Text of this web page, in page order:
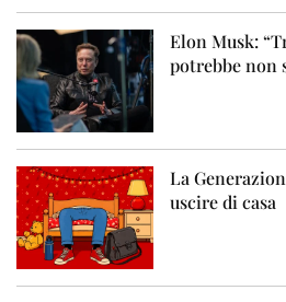
Elon Musk:
potrebbe non
La
uscire di casa